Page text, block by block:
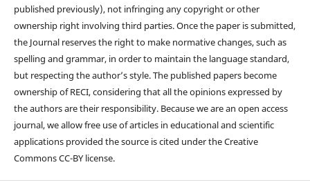
published previously), not infringing any copyright or other
ownership right involving third parties. Once the paper is submitted,
the Journal reserves the right to make normative changes, such as
spelling and grammar, in order to maintain the language standard,
but respecting the author’s style. The published papers become
ownership of RECI, considering that all the opinions expressed by
the authors are their responsibility. Because we are an open access
journal, we allow free use of articles in educational and scientific
applications provided the source is cited under the Creative
Commons CC-BY license.